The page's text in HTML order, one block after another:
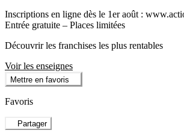
Inscriptions en ligne dès le 1er août :
Entrée gratuite – Places limitées
Découvrir les franchises les plus rentables
Voir les enseignes
Mettre en favoris
Favoris
Partager